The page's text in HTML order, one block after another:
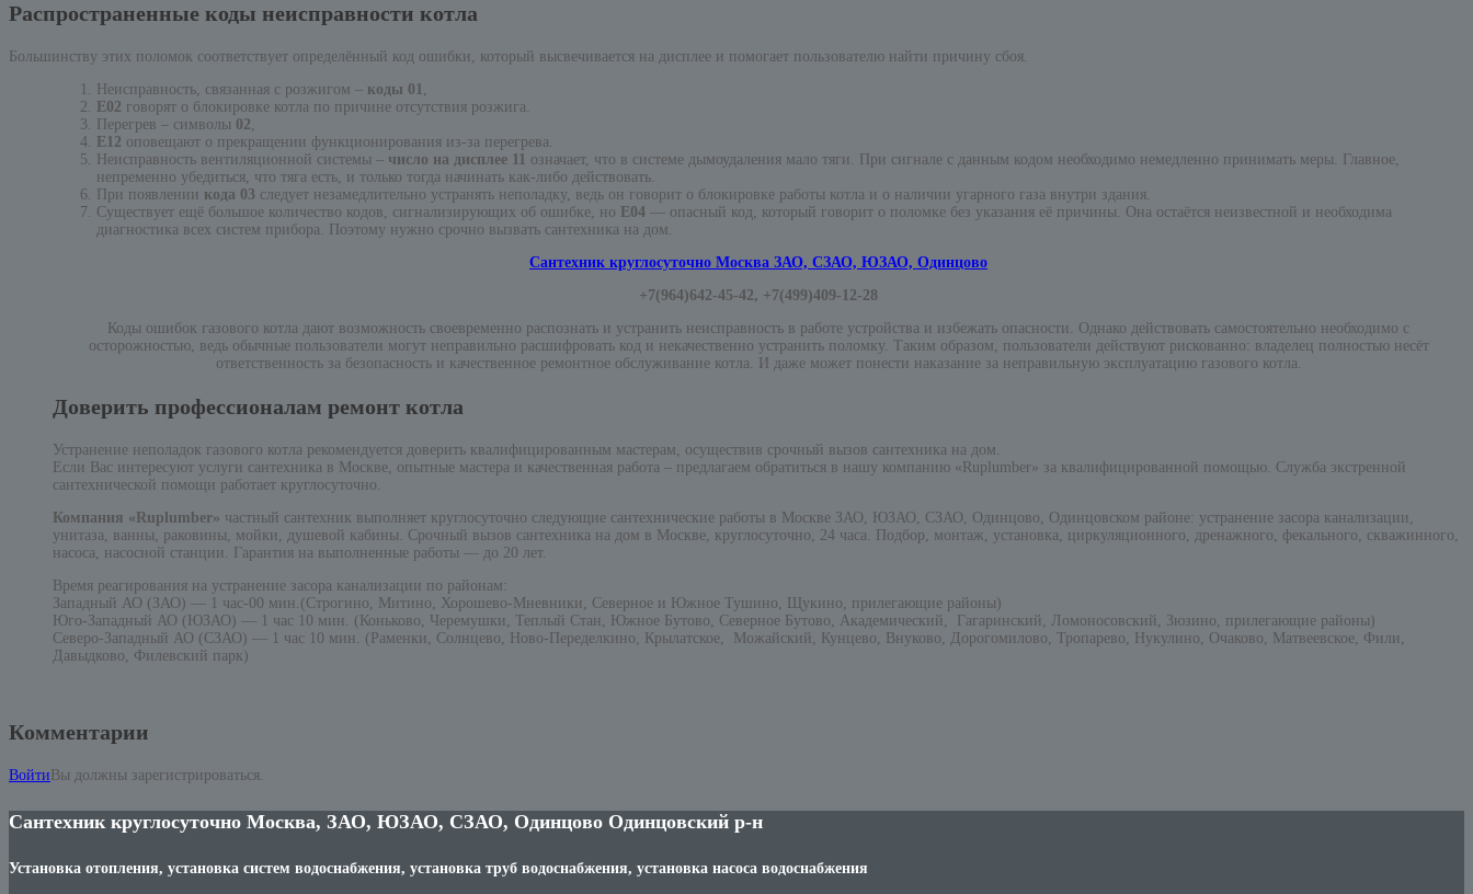
Распространенные коды неисправности котла
Большинству этих поломок соответствует определённый код ошибки, который высвечивается на дисплее и помогает пользователю найти причину сбоя.
Неисправность, связанная с розжигом – коды 01,
Е02 говорят о блокировке котла по причине отсутствия розжига.
Перегрев – символы 02,
Е12 оповещают о прекращении функционирования из-за перегрева.
Неисправность вентиляционной системы – число на дисплее 11 означает, что в системе дымоудаления мало тяги. При сигнале с данным кодом необходимо немедленно принимать меры. Главное,
непременно убедиться, что тяга есть, и только тогда начинать как-либо действовать.
При появлении кода 03 следует незамедлительно устранять неполадку, ведь он говорит о блокировке работы котла и о наличии угарного газа внутри здания.
Существует ещё большое количество кодов, сигнализирующих об ошибке, но Е04 — опасный код, который говорит о поломке без указания её причины. Она остаётся неизвестной и необходима
диагностика всех систем прибора. Поэтому нужно срочно вызвать сантехника на дом.
Сантехник круглосуточно Москва ЗАО, СЗАО, ЮЗАО, Одинцово
+7(964)642-45-42, +7(499)409-12-28
Коды ошибок газового котла дают возможность своевременно распознать и устранить неисправность в работе устройства и избежать опасности. Однако действовать самостоятельно необходимо с
осторожностью, ведь обычные пользователи могут неправильно расшифровать код и некачественно устранить поломку. Таким образом, пользователи действуют рискованно: владелец полностью несёт
ответственность за безопасность и качественное ремонтное обслуживание котла. И даже может понести наказание за неправильную эксплуатацию газового котла.
Доверить профессионалам ремонт котла
Устранение неполадок газового котла рекомендуется доверить квалифицированным мастерам, осуществив срочный вызов сантехника на дом.
Если Вас интересуют услуги сантехника в Москве, опытные мастера и качественная работа – предлагаем обратиться в нашу компанию «Ruplumber» за квалифицированной помощью. Служба экстренной
сантехнической помощи работает круглосуточно.
Компания «Ruplumber» частный сантехник выполняет круглосуточно следующие сантехнические работы в Москве ЗАО, ЮЗАО, СЗАО, Одинцово, Одинцовском районе: устранение засора канализации,
унитаза, ванны, раковины, мойки, душевой кабины. Срочный вызов сантехника на дом в Москве, круглосуточно, 24 часа. Подбор, монтаж, установка, циркуляционного, дренажного, фекального, скважинного,
насоса, насосной станции. Гарантия на выполненные работы — до 20 лет.
Время реагирования на устранение засора канализации по районам:
Западный АО (ЗАО) — 1 час-00 мин.(Строгино, Митино, Хорошево-Мневники, Северное и Южное Тушино, Щукино, прилегающие районы)
Юго-Западный АО (ЮЗАО) — 1 час 10 мин. (Коньково, Черемушки, Теплый Стан, Южное Бутово, Северное Бутово, Академический, Гагаринский, Ломоносовский, Зюзино, прилегающие районы)
Северо-Западный АО (СЗАО) — 1 час 10 мин. (Раменки, Солнцево, Ново-Переделкино, Крылатское, Можайский, Кунцево, Внуково, Дорогомилово, Тропарево, Нукулино, Очаково, Матвеевское, Фили,
Давыдково, Филевский парк)
Комментарии
Войти Вы должны зарегистрироваться.
Сантехник круглосуточно Москва, ЗАО, ЮЗАО, СЗАО, Одинцово Одинцовский р-н
Установка отопления, установка систем водоснабжения, установка труб водоснабжения, установка насоса водоснабжения